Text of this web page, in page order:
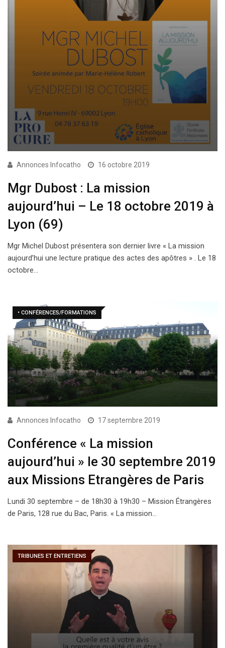
Annonces Infocatho 16 octobre 2019
Mgr Dubost : La mission
aujourd’hui – Le 18 octobre 2019 à
Lyon (69)
Mgr Michel Dubost présentera son dernier livre « La mission
aujourd’hui une lecture pratique des actes des apôtres » . Le 18
octobre…
• CONFÉRENCES/FORMATIONS
Annonces Infocatho 17 septembre 2019
Conférence « La mission
aujourd’hui » le 30 septembre 2019
aux Missions Etrangères de Paris
Lundi 30 septembre – de 18h30 à 19h30 – Mission Étrangères
de Paris, 128 rue du Bac, Paris. « La mission…
TRIBUNES ET ENTRETIENS